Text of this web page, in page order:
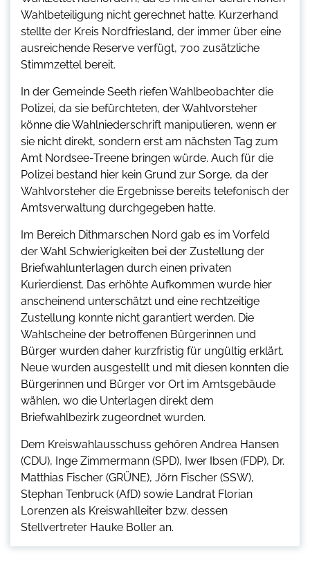
Wahlbeteiligung nicht gerechnet hatte. Kurzerhand
stellte der Kreis Nordfriesland, der immer über eine
ausreichende Reserve verfügt, 700 zusätzliche
Stimmzettel bereit.
In der Gemeinde Seeth riefen Wahlbeobachter die
Polizei, da sie befürchteten, der Wahlvorsteher
könne die Wahlniederschrift manipulieren, wenn er
sie nicht direkt, sondern erst am nächsten Tag zum
Amt Nordsee-Treene bringen würde. Auch für die
Polizei bestand hier kein Grund zur Sorge, da der
Wahlvorsteher die Ergebnisse bereits telefonisch der
Amtsverwaltung durchgegeben hatte.
Im Bereich Dithmarschen Nord gab es im Vorfeld
der Wahl Schwierigkeiten bei der Zustellung der
Briefwahlunterlagen durch einen privaten
Kurierdienst. Das erhöhte Aufkommen wurde hier
anscheinend unterschätzt und eine rechtzeitige
Zustellung konnte nicht garantiert werden. Die
Wahlscheine der betroffenen Bürgerinnen und
Bürger wurden daher kurzfristig für ungültig erklärt.
Neue wurden ausgestellt und mit diesen konnten die
Bürgerinnen und Bürger vor Ort im Amtsgebäude
wählen, wo die Unterlagen direkt dem
Briefwahlbezirk zugeordnet wurden.
Dem Kreiswahlausschuss gehören Andrea Hansen
(CDU), Inge Zimmermann (SPD), Iwer Ibsen (FDP), Dr.
Matthias Fischer (GRÜNE), Jörn Fischer (SSW),
Stephan Tenbruck (AfD) sowie Landrat Florian
Lorenzen als Kreiswahlleiter bzw. dessen
Stellvertreter Hauke Boller an.